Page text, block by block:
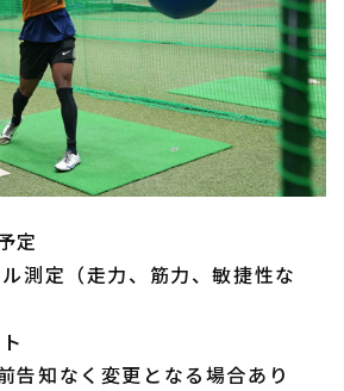
定
ル測定（走力、筋力、敏捷性な
告知なく変更となる場合あり